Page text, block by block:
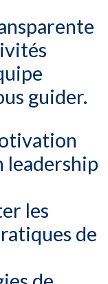
guider.
leadership
les
de